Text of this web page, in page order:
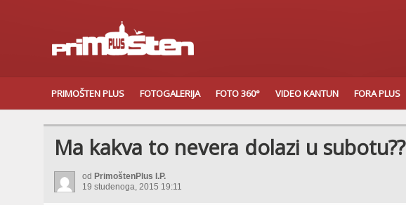
PRIMOŠTEN PLUS FOTOGALERIJA FOTO 360° VIDEO KANTUN FORA PLUS
Ma kakva to nevera dolazi u subotu??
od PrimoštenPlus I.P.
19 studenoga, 2015 19:11